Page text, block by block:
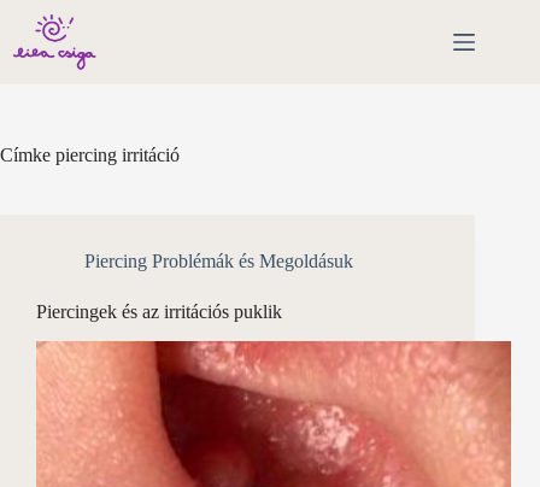
content
Címke piercing irritáció
Piercing Problémák és Megoldásuk
Piercingek és az irritációs puklik